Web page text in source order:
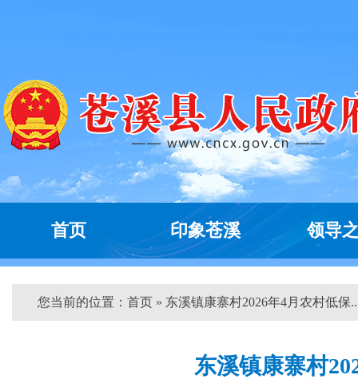
首页 印象苍溪 领导
您当前的位置： 首页 » 东溪镇康寨村2026年4月农村低保
东溪镇康寨村